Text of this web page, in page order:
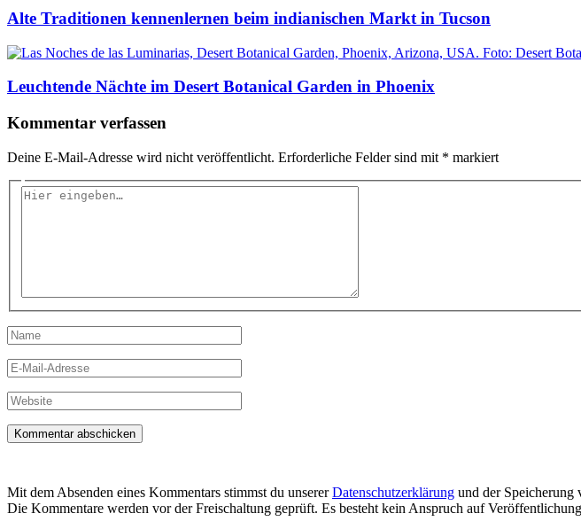
Alte Traditionen kennenlernen beim indianischen Markt in Tucson
Leuchtende Nächte im Desert Botanical Garden in Phoenix
Kommentar verfassen
Deine E-Mail-Adresse wird nicht veröffentlicht. Erforderliche Felder sind mit * markiert
Hier
Name
E-
Mail-
Adresse
Website
Mit dem Absenden eines Kommentars stimmst du unsererDatenschutzerklärung und der Speicherung
Die Kommentare werden vor der Freischaltung geprüft. Es besteht kein Anspruch auf